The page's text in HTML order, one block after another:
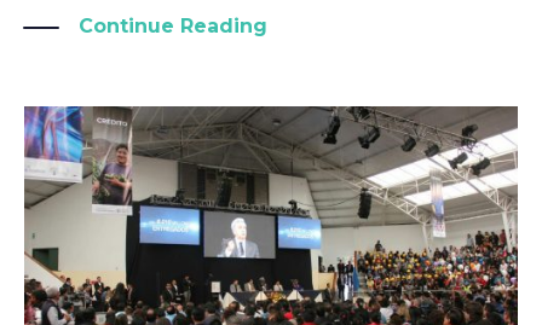
Continue Reading